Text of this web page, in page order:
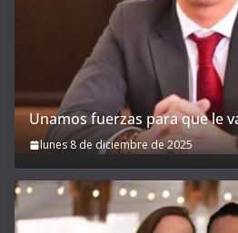
Unamos fuerzas para que le
lunes 8 de diciembre de 2025